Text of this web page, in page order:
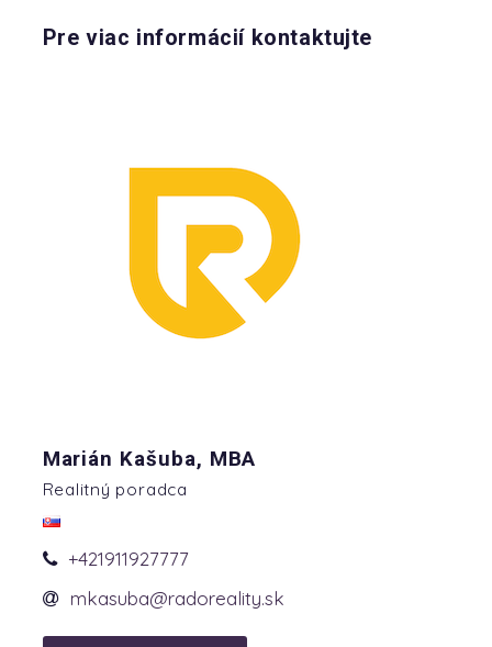
Pre viac informácií kontaktujte
Marián Kašuba, MBA
Realitný poradca
+421911927777
mkasuba@radoreality.sk